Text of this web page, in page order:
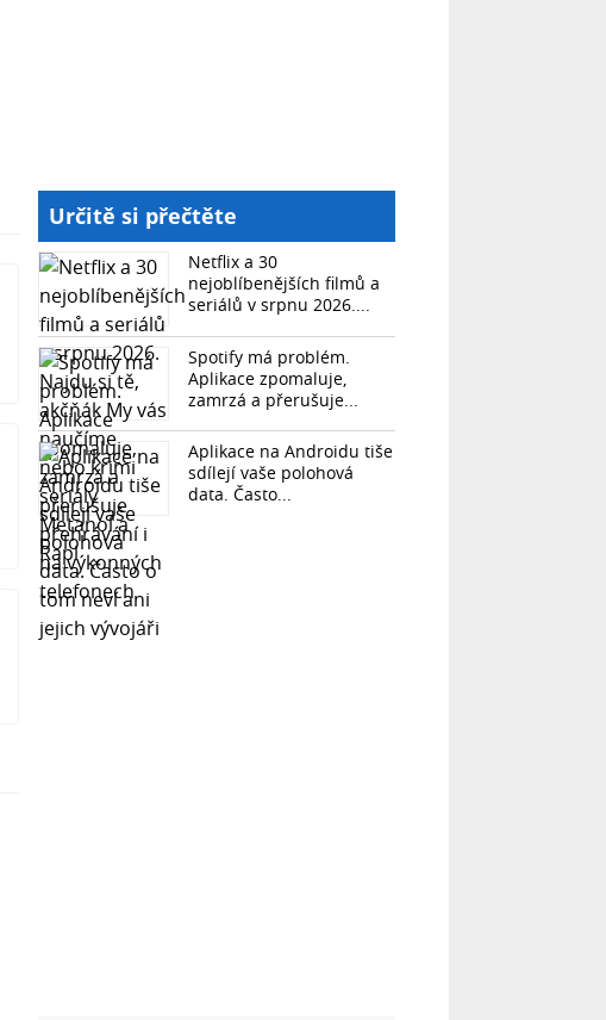
Určitě si přečtěte
Netflix a 30
nejoblíbenějších filmů a
seriálů v srpnu 2026....
Spotify má problém.
Aplikace zpomaluje,
zamrzá a přerušuje...
Aplikace na Androidu tiše
sdílejí vaše polohová
data. Často...